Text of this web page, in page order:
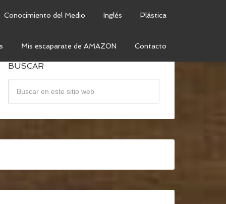
Conocimiento del Medio Inglés Plástica
Mis escaparate de AMAZON Contacto
BUSCAR